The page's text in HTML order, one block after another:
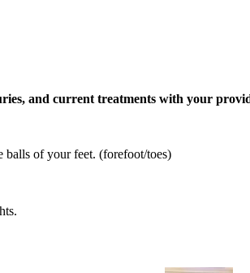
and current treatments with your
balls of your feet. (forefoot/toes)